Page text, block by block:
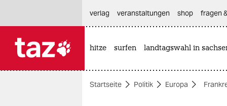
themen
verlag
veranstaltungen shop fragen
hitze surfen landtagswahl in
Startseite Politik Europa